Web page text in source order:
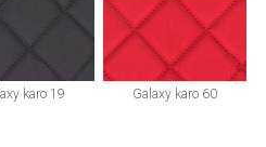
karo 19 Galaxy karo 60